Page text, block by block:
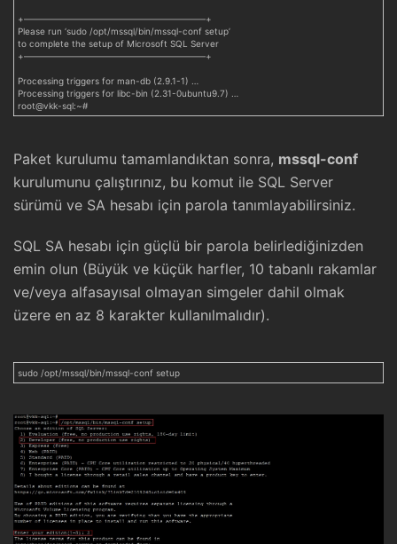
+————————————————————–+
Please run ‘sudo /opt/mssql/bin/mssql-conf setup’
to complete the setup of Microsoft SQL Server
+————————————————————–+
Processing triggers for man-db (2.9.1-1) …
Processing triggers for libc-bin (2.31-0ubuntu9.7) …
root@vkk-sql:~#
Paket kurulumu tamamlandıktan sonra, mssql-conf
kurulumunu çalıştırınız, bu komut ile SQL Server
sürümü ve SA hesabı için parola tanımlayabilirsiniz.
SQL SA hesabı için güçlü bir parola belirlediğinizden
emin olun (Büyük ve küçük harfler, 10 tabanlı rakamlar
ve/veya alfasayısal olmayan simgeler dahil olmak
üzere en az 8 karakter kullanılmalıdır).
sudo /opt/mssql/bin/mssql-conf setup